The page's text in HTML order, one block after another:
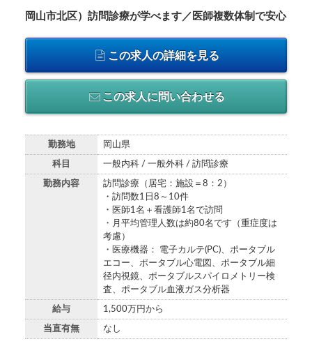
岡山市北区）訪問診療が学べます／医師複数体制で安心
この求人の詳細を見る
この求人に問い合わせる
勤務地 岡山県
科目 一般内科 / 一般外科 / 訪問診療
勤務内容
訪問診療（居宅：施設＝8：2）
・訪問数1日8～10件
・医師1名＋看護師1名で訪問
・月平均管理人数は約80名です（重症度は
考慮）
・医療機器： 電子カルテ(PC)、ポータブル
エコー、ポータブル心電図、ポータブル細
径内視鏡、ポータブルスパイロメトリー検
査、ポータブル血液ガス分析器
給与 1,500万円から
当直有無 なし